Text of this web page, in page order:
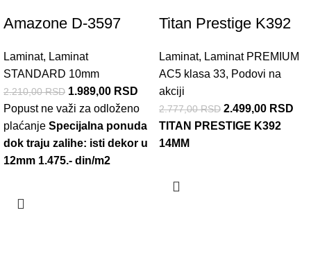
Amazone D-3597
Laminat, Laminat
STANDARD 10mm
2.210,00RSD 1.989,00 RSD
Popust ne važi za odloženo
plaćanje Specijalna ponuda
dok traju zalihe: isti dekor u
12mm 1.475.- din/m2
Titan Prestige K392
Laminat, Laminat PREMIUM
AC5 klasa 33, Podovi na
akciji
2.777,00RSD 2.499,00 RSD
TITAN PRESTIGE K392
14MM